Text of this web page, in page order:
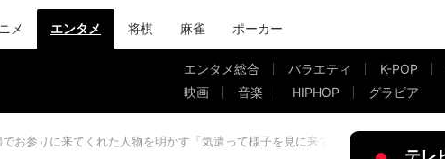
メ エンタメ 将棋 麻雀 ポーカー
エンタメ総合 バラエティ K-POP
映画
音楽 HIPHOP グラビア
お参りに来てくれた人物を明かす「気遣って様子を見に来てくれる」